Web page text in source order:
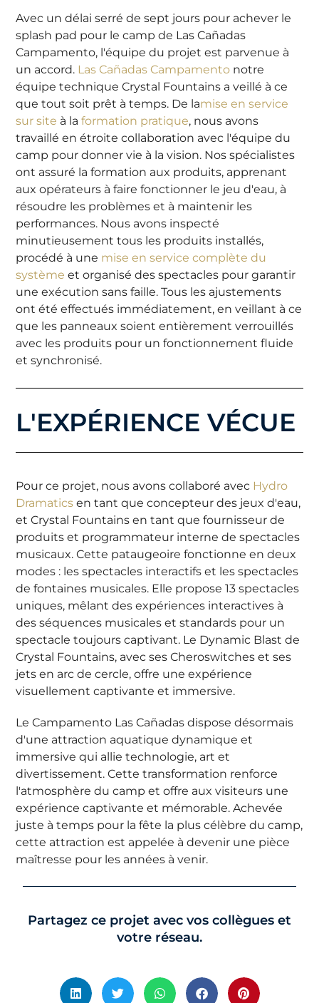
Avec un délai serré de sept jours pour achever le
splash pad pour le camp de Las Cañadas
Campamento, l'équipe du projet est parvenue à
un accord. Las Cañadas Campamento notre
équipe technique Crystal Fountains a veillé à ce
que tout soit prêt à temps. De lamise en service
sur site à laformation pratique, nous avons
travaillé en étroite collaboration avec l'équipe du
camp pour donner vie à la vision. Nos spécialistes
ont assuré la formation aux produits, apprenant
aux opérateurs à faire fonctionner le jeu d'eau, à
résoudre les problèmes et à maintenir les
performances. Nous avons inspecté
minutieusement tous les produits installés,
procédé à une mise en service complète du
système et organisé des spectacles pour garantir
une exécution sans faille. Tous les ajustements
ont été effectués immédiatement, en veillant à ce
que les panneaux soient entièrement verrouillés
avec les produits pour un fonctionnement fluide
et synchronisé.
L'EXPÉRIENCE VÉCUE
Pour ce projet, nous avons collaboré avec Hydro
Dramatics en tant que concepteur des jeux d'eau,
et Crystal Fountains en tant que fournisseur de
produits et programmateur interne de spectacles
musicaux. Cette pataugeoire fonctionne en deux
modes : les spectacles interactifs et les spectacles
de fontaines musicales. Elle propose 13 spectacles
uniques, mêlant des expériences interactives à
des séquences musicales et standards pour un
spectacle toujours captivant. Le Dynamic Blast de
Crystal Fountains, avec ses Cheroswitches et ses
jets en arc de cercle, offre une expérience
visuellement captivante et immersive.
Le Campamento Las Cañadas dispose désormais
d'une attraction aquatique dynamique et
immersive qui allie technologie, art et
divertissement. Cette transformation renforce
l'atmosphère du camp et offre aux visiteurs une
expérience captivante et mémorable. Achevée
juste à temps pour la fête la plus célèbre du camp,
cette attraction est appelée à devenir une pièce
maîtresse pour les années à venir.
Partagez ce projet avec vos collègues et
votre réseau.